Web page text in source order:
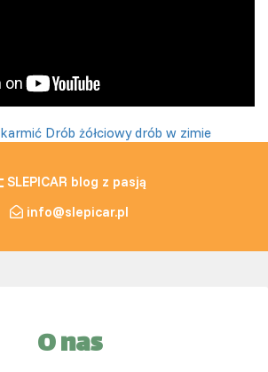
karmić Drób żółciowy drób w zimie
SLEPICAR blog z pasją
info@slepicar.pl
O nas